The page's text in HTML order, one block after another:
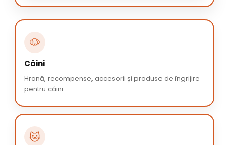
🐶
Câini
Hrană, recompense, accesorii și produse de îngrijire
pentru câini.
🐱